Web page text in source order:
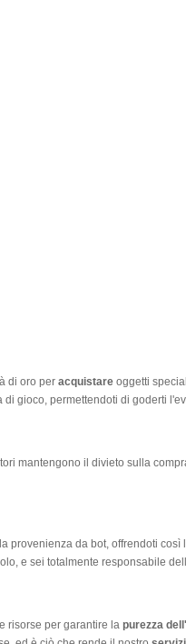
di oro per acquistare oggetti
gioco, permettendoti di goderti
mantengono il divieto sulla
provenienza da bot, offrendoti così
e sei totalmente responsabile
risorse per garantire la purezza